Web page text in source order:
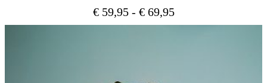
€59,95 - €69,95Prijsklasse:
€ 59,95